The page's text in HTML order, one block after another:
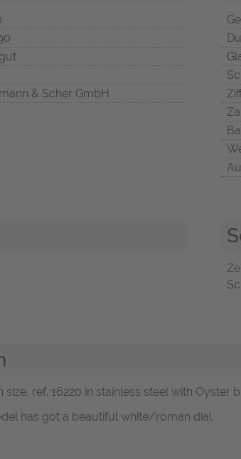
& Scher GmbH
ref. 16220 in stainless steel with Oyster
has got a beautiful white/roman dial.